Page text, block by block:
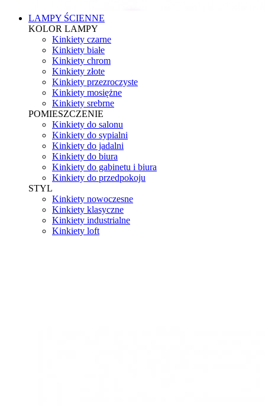
LAMPY ŚCIENNE
KOLOR LAMPY
Kinkiety czarne
Kinkiety białe
Kinkiety chrom
Kinkiety złote
Kinkiety przezroczyste
Kinkiety mosiężne
Kinkiety srebrne
POMIESZCZENIE
Kinkiety do salonu
Kinkiety do sypialni
Kinkiety do jadalni
Kinkiety do biura
Kinkiety do gabinetu i biura
Kinkiety do przedpokoju
STYL
Kinkiety nowoczesne
Kinkiety klasyczne
Kinkiety industrialne
Kinkiety loft